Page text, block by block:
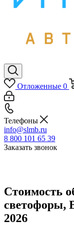
Отложенные 0
Телефоны
info@slmb.ru
8 800 101 65 39
Заказать звонок
Стоимость
светофоры,
2026